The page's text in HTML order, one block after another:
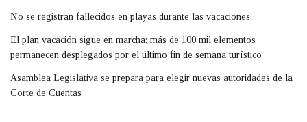
No se registran fallecidos en playas durante las vacaciones
El plan vacación sigue en marcha; más de 100 mil elementos
permanecen desplegados por el último fin de semana turístico
Asamblea Legislativa se prepara para elegir nuevas autoridades de la
Corte de Cuentas